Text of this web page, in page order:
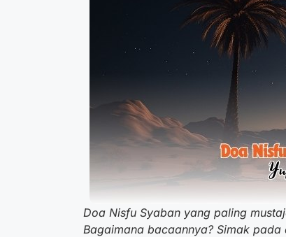
Doa Nisfu Syaban yang paling
Bagaimana bacaannya? Simak